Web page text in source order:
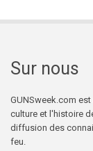
Sur nous
GUNSweek.com
culture et l'histoire
diffusion des
feu.